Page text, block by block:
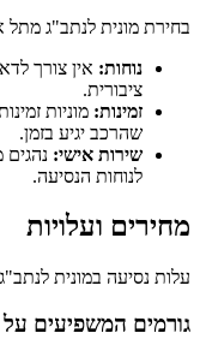
בחירת מונית לנתב"ג מתל
נוחות: אין צורך
ציבורית.
זמינות:
שהרכב יגיע בזמן.
שירות אישי: נהגים
לנוחות הנסיעה.
מחירים ועלויות
עלות נסיעה במונית
גורמים המשפיעים